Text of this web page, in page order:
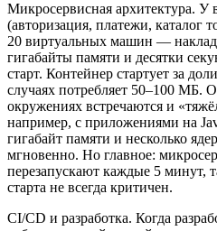
Микросервисная архитектура. У
(авторизация, платежи, каталог
20 виртуальных машин —
гигабайты памяти и десятки
старт. Контейнер стартует за
случаях потребляет 50–100 МБ.
окружениях встречаются и
например, с приложениями на
гигабайт памяти и несколько
мгновенно. Но главное:
перезапускают каждые 5 минут,
старта не всегда критичен.
CI/CD и разработка. Когда